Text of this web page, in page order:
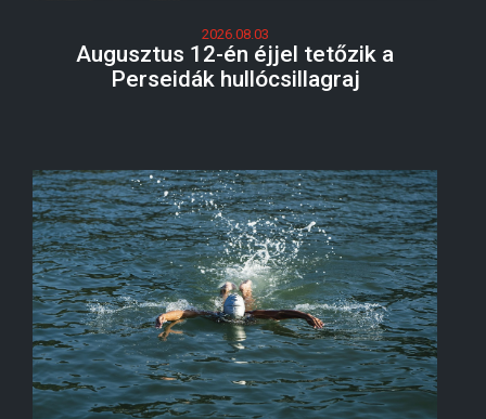
2026.08.03
Augusztus 12-én éjjel tetőzik a
Perseidák hullócsillagraj